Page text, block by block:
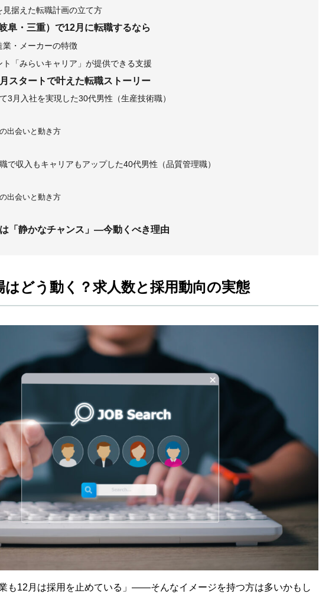
据えた転職計画の立て方
阜・三重）で12月に転職するなら
・メーカーの特徴
「みらいキャリア」が提供できる支援
スタートで叶えた転職ストーリー
3月入社を実現した30代男性（生産技術職）
出会いと動き方
で収入もキャリアもアップした40代男性（品質管理職）
出会いと動き方
「静かなチャンス」—今動くべき理由
はどう動く？求人数と採用動向の実態
も12月は採用を止めている」——そんなイメージを持つ方は多いかもし